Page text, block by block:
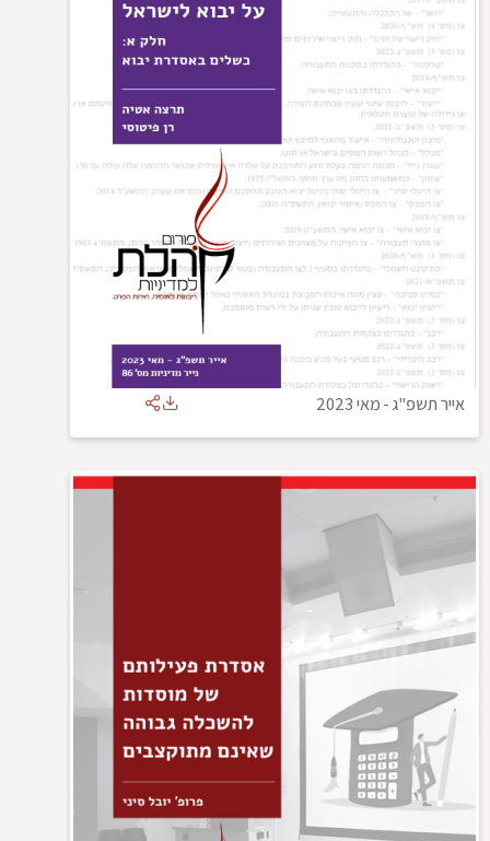
אייר תשפ"ג-מאי 2023